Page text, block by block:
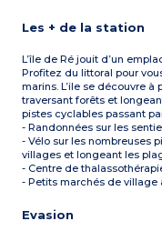
Les + de la station
L’île de Ré jouit d’un
Profitez du littoral pour
marins. L’ile se découvre
traversant forêts et
pistes cyclables passant
- Randonnées sur les
- Vélo sur les nombreuses
villages et longeant les
- Centre de
- Petits marchés de village
Evasion